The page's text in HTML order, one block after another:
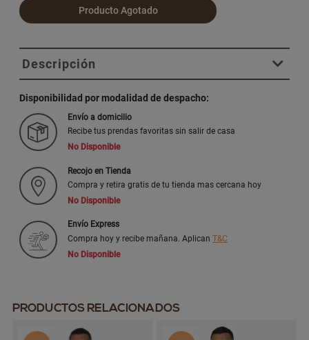
Producto Agotado
Descripción
Disponibilidad por modalidad de despacho:
Envío a domicilio
Recibe tus prendas favoritas sin salir de casa
No Disponible
Recojo en Tienda
Compra y retira gratis de tu tienda mas cercana hoy
No Disponible
Envío Express
Compra hoy y recibe mañana. Aplican T&C
No Disponible
PRODUCTOS RELACIONADOS